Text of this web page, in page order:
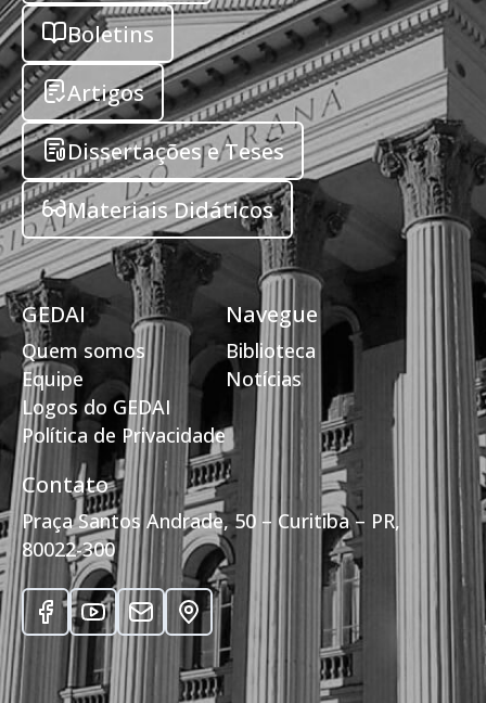
Boletins
Artigos
Dissertações e Teses
Materiais Didáticos
GEDAI
Quem somos
Equipe
Logos do GEDAI
Política de Privacidade
Navegue
Biblioteca
Notícias
Contato
Praça Santos Andrade, 50 – Curitiba – PR,
80022-300